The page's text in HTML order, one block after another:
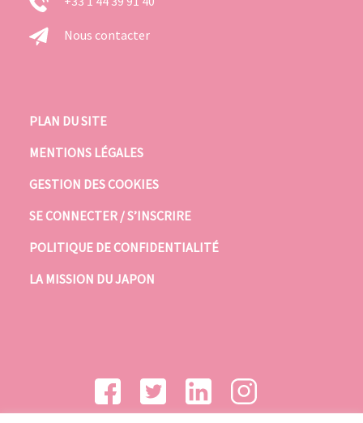
Nous contacter
PLAN DU SITE
MENTIONS LÉGALES
GESTION DES COOKIES
SE CONNECTER / S’INSCRIRE
POLITIQUE DE CONFIDENTIALITÉ
LA MISSION DU JAPON